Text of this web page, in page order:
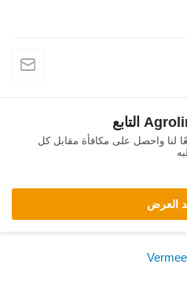
واحصل على مكافأة مقابل كل